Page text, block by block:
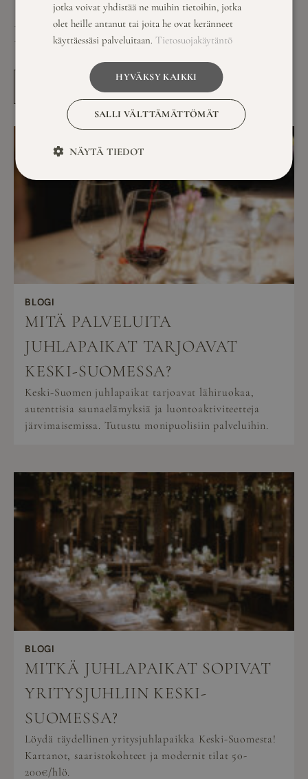
LUE MYÖS NÄMÄ
KATSO KAIKKI
BLOGI
MITÄ PALVELUITA
JUHLAPAIKAT TARJOAVAT
KESKI-SUOMESSA?
Keski-Suomen juhlapaikat tarjoavat lähiruokaa,
autenttisia saunaelämyksiä ja luontoaktiviteetteja
järvimaisemissa. Tutustu monipuolisiin palveluihin.
BLOGI
MITKÄ JUHLAPAIKAT SOPIVAT
YRITYSJUHLIIN KESKI-
SUOMESSA?
Löydä täydellinen yritysjuhlapaikka Keski-Suomesta!
Kartanot, saaristokohteet ja modernit tilat 50-
200€/hlö.
jotka voivat yhdistää ne muihin tietoihin, jotka
olet heille antanut tai joita he ovat keränneet
käyttäessäsi palveluitaan. Tietosuojakäytäntö
HYVÄKSY KAIKKI
SALLI VÄLTTÄMÄTTÖMÄT
NÄYTÄ TIEDOT